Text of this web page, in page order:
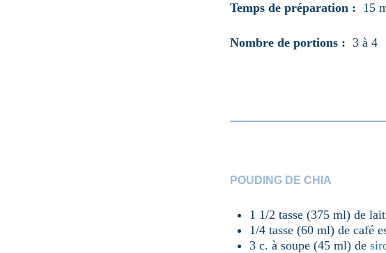
Temps de préparation : 15
Nombre de portions : 3 à 4
POUDING DE CHIA
1 1/2 tasse (375 ml) de lait
1/4 tasse (60 ml) de café
3 c. à soupe (45 ml) de